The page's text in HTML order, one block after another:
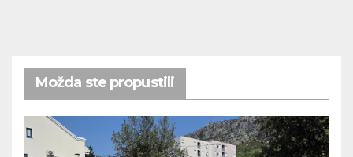
Možda ste propustili